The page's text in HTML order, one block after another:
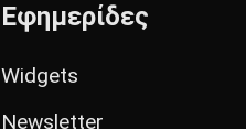
Εφημερίδες
Widgets
Newsletter